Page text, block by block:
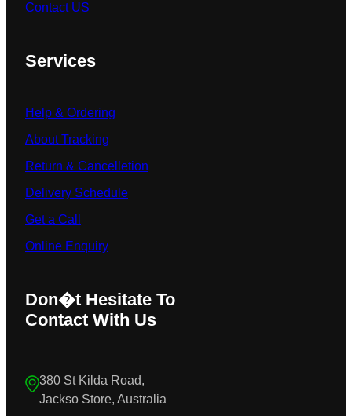
Contact US
Services
Help & Ordering
About Tracking
Return & Cancelletion
Delivery Schedule
Get a Call
Online Enquiry
Don�t Hesitate To
Contact With Us
380 St Kilda Road,
Jackso Store, Australia